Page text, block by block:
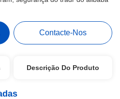
Contacte-Nos
Descrição Do Produto